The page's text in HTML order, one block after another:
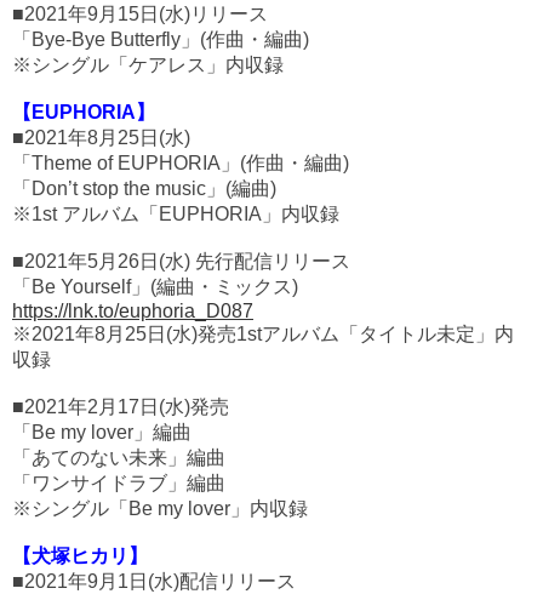
■2021年9月15日(水)リリース
「Bye-Bye Butterfly」(作曲・編曲)
※シングル「ケアレス」内収録
【EUPHORIA】
■2021年8月25日(水)
「Theme of EUPHORIA」(作曲・編曲)
「Don’t stop the music」(編曲)
※1st アルバム「EUPHORIA」内収録
■2021年5月26日(水) 先行配信リリース
「Be Yourself」(編曲・ミックス)
https://lnk.to/euphoria_D087
※2021年8月25日(水)発売1stアルバム「タイトル未定」内
収録
■2021年2月17日(水)発売
「Be my lover」編曲
「あてのない未来」編曲
「ワンサイドラブ」編曲
※シングル「Be my lover」内収録
【犬塚ヒカリ】
■2021年9月1日(水)配信リリース